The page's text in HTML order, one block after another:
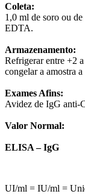
Coleta:
1,0 ml de soro ou
EDTA.
Armazenamento:
Refrigerar entre +2
congelar a amostra
Exames Afins:
Avidez de IgG anti-
Valor Normal:
ELISA – IgG
UI/ml = IU/ml =